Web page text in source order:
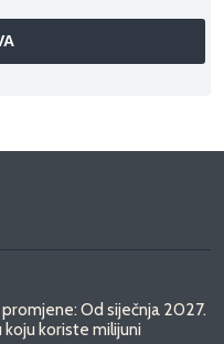
Od siječnja 2027.
koju koriste milijuni